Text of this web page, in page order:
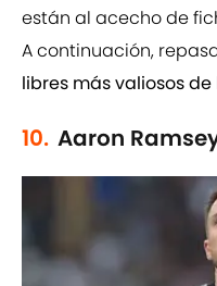
están al acecho de
A continuación,
libres más valiosos
10. Aaron